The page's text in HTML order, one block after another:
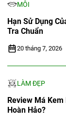
MÔI
Hạn Sử Dụng
Tra Chuẩn
20 tháng 7, 2026
LÀM ĐẸP
Review Má
Hoàn Hảo?